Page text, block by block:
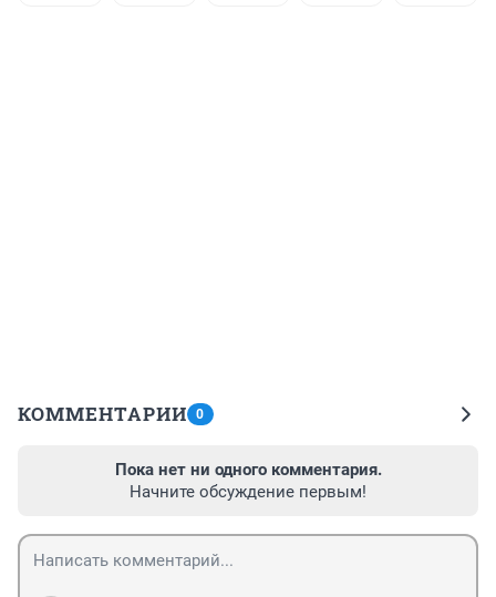
КОММЕНТАРИИ 0
Пока нет ни одного комментария.
Начните обсуждение первым!